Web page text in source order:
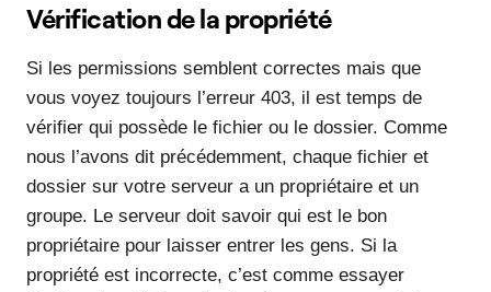
Vérification de la propriété
Si les permissions semblent correctes mais que
vous voyez toujours l’erreur 403, il est temps de
vérifier qui possède le fichier ou le dossier. Comme
nous l’avons dit précédemment, chaque fichier et
dossier sur votre serveur a un propriétaire et un
groupe. Le serveur doit savoir qui est le bon
propriétaire pour laisser entrer les gens. Si la
propriété est incorrecte, c’est comme essayer